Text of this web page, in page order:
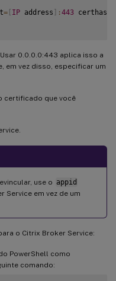
= IP address :443 certhash
0.0.0.0:443 aplica isso a
em vez disso, especificar um
certificado que você
use o appid
Service em vez de um
o Citrix Broker Service:
PowerShell como
comando: